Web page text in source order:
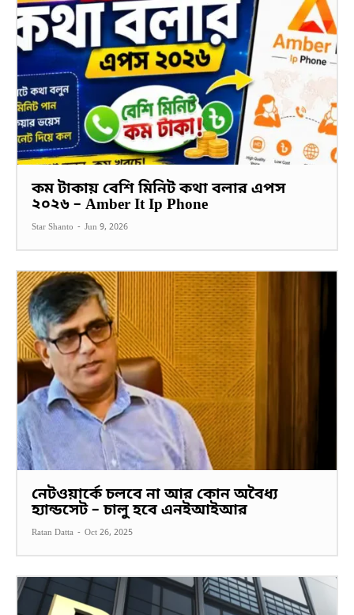
কম টাকায় বেশি মিনিট কথা বলার এপস
২০২৬ – Amber It Ip Phone
Star Shanto - Jun 9, 2026
নেটওয়ার্কে চলবে না আর কোন অবৈধ্য
হ্যান্ডসেট – চালু হবে এনইআইআর
Ratan Datta - Oct 26, 2025